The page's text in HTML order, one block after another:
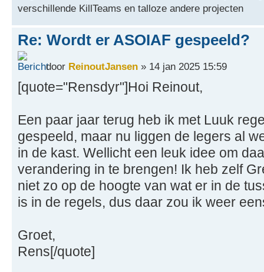
verschillende KillTeams en talloze andere projecten
Re: Wordt er ASOIAF gespeeld?
door ReinoutJansen » 14 jan 2025 15:59
[quote="Rensdyr"]Hoi Reinout,
Een paar jaar terug heb ik met Luuk
gespeeld, maar nu liggen de legers al
in de kast. Wellicht een leuk idee om
verandering in te brengen! Ik heb zelf
niet zo op de hoogte van wat er in de
is in de regels, dus daar zou ik weer
Groet,
Rens[/quote]